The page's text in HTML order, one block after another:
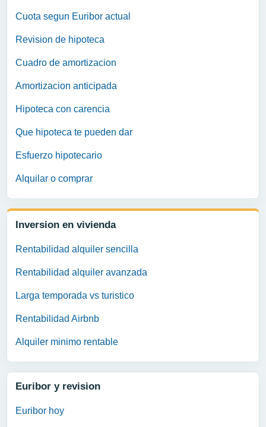
Cuota segun Euribor actual
Revision de hipoteca
Cuadro de amortizacion
Amortizacion anticipada
Hipoteca con carencia
Que hipoteca te pueden dar
Esfuerzo hipotecario
Alquilar o comprar
Inversion en vivienda
Rentabilidad alquiler sencilla
Rentabilidad alquiler avanzada
Larga temporada vs turistico
Rentabilidad Airbnb
Alquiler minimo rentable
Euribor y revision
Euribor hoy